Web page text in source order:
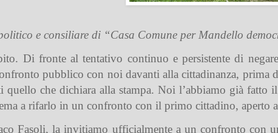
e consiliare di “Casa Comune per Mandello
Di fronte al tentativo continuo e persistente di
pubblico con noi davanti alla cittadinanza, prima
quello che dichiara alla stampa. Noi l’abbiamo già fatto
a rifarlo in un confronto con il primo cittadino, aperto
Fasoli, la invitiamo ufficialmente a un confronto con